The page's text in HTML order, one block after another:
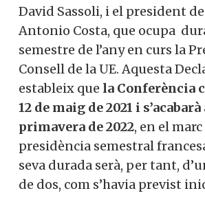
David Sassoli, i el president
Antonio Costa, que ocupa
semestre de l’any en curs la
Consell de la UE. Aquesta
estableix que la Conferència
12 de maig de 2021 i s’acabarà
primavera de 2022, en el
presidència semestral
seva durada serà, per tant,
de dos, com s’havia previst